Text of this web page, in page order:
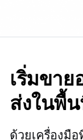
เริ่มขา
ส่งในพื้
ด้วยเครื่องมื